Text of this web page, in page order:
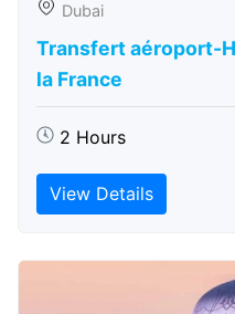
Dubai
Transfert aéroport-
la France
2 Hours
View Details